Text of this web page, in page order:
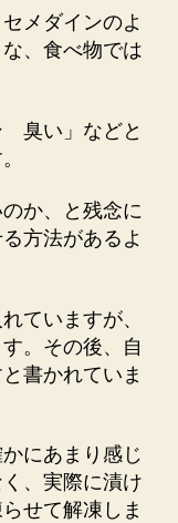
メダインのよ
、食べ物では
臭い」などと
か、と残念に
方法があるよ
ていますが、
。その後、自
書かれていま
にあまり感じ
、実際に漬け
せて解凍しま